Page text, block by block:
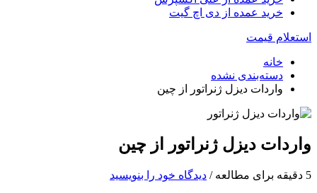
خرید عمده از دی اچ گیت
قیمت
خانه
دسته‌بندی نشده
واردات دیزل ژنراتور از چین
دیزل ژنراتور از چین
/دیدگاه‌ خود را بنویسید